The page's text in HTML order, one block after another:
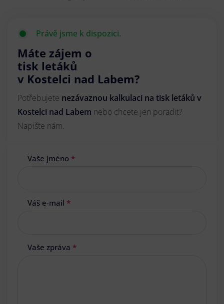
Právě jsme k dispozici.
Máte zájem o
tisk letáků
v Kostelci nad Labem?
Potřebujete nezávaznou kalkulaci na tisk letáků v
Kostelci nad Labem nebo chcete jen poradit?
Napište nám.
Vaše jméno *
Váš e-mail *
Vaše zpráva *